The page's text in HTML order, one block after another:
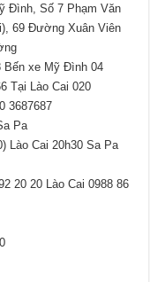
Đình, Số 7 Phạm Văn
69 Đường Xuân Viên
Bến xe Mỹ Đình 04
Tại Lào Cai 020
3687687
Pa
Lào Cai 20h30 Sa Pa
20 20 Lào Cai 0988 86